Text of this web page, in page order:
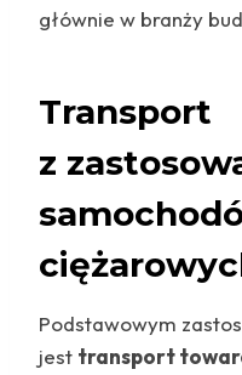
głównie w branży
Transport
z
Podstawowym
jest transport